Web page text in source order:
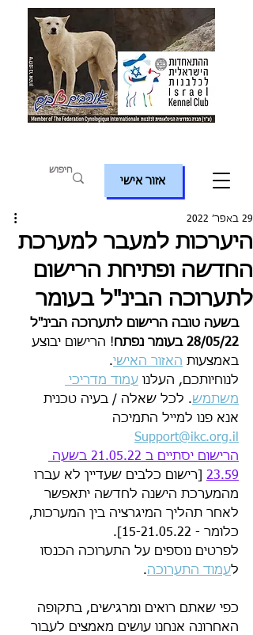
אזור אישי
היערכות למעבר למערכת
החדשה ופתיחת הרישום
לתערוכה הבינ"ל בעומר
29 באפר׳ 2022
בשעה טובה הרישום לתערוכה הבינ"ל
28/05/22 בעומר נפתח
! הרישום יבוצע
באמצעות האזור האישי.
לנוחיותכם, העלנו עמוד מדריכי
משתמש. לכל שאלה / בעיה טכנית
אנא פנו למייל התמיכה
Support@ikc.org.il
הרישום יסתיים ב 21.05.22 בשעה
23.59 [רישום כלבים שעדיין לא עברו
מהמערכת הישנה לחדשה יתאפשר
לאחר תהליך המיגרציה בין המערכות,
כלומר - 15-21.05.22].
לפרטים נוספים על התערוכה הכנסו
לעמוד התערוכה.
כפי שאתם רואים ומרגישים, בתקופה
האחרונה אנחנו עושים מאמצים לעבור